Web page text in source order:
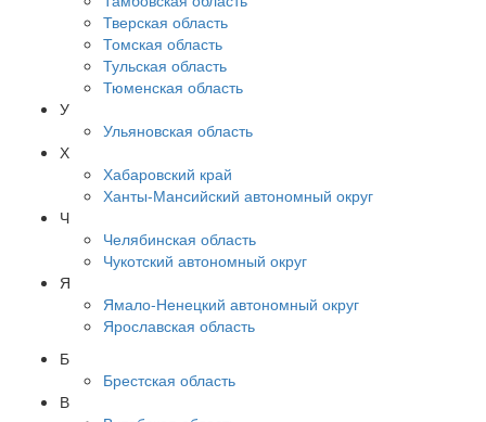
Тверская область
Томская область
Тульская область
Тюменская область
У
Ульяновская область
Х
Хабаровский край
Ханты-Мансийский автономный округ
Ч
Челябинская область
Чукотский автономный округ
Я
Ямало-Ненецкий автономный округ
Ярославская область
Б
Брестская область
В